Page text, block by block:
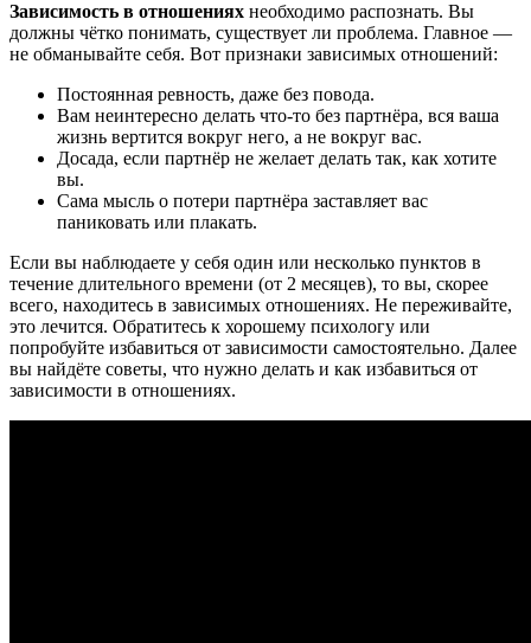
Зависимость в отношениях необходимо распознать. Вы
должны чётко понимать, существует ли проблема. Главное —
не обманывайте себя. Вот признаки зависимых отношений:
Постоянная ревность, даже без повода.
Вам неинтересно делать что-то без партнёра, вся ваша
жизнь вертится вокруг него, а не вокруг вас.
Досада, если партнёр не желает делать так, как хотите
вы.
Сама мысль о потери партнёра заставляет вас
паниковать или плакать.
Если вы наблюдаете у себя один или несколько пунктов в
течение длительного времени (от 2 месяцев), то вы, скорее
всего, находитесь в зависимых отношениях. Не переживайте,
это лечится. Обратитесь к хорошему психологу или
попробуйте избавиться от зависимости самостоятельно. Далее
вы найдёте советы, что нужно делать и как избавиться от
зависимости в отношениях.